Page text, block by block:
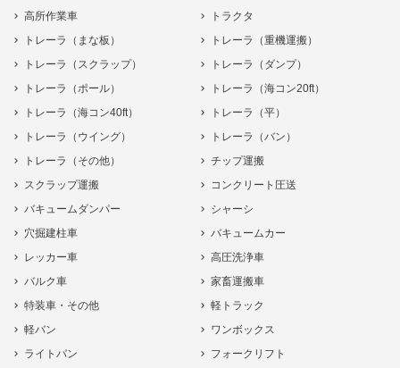
高所作業車
トラクタ
トレーラ（まな板）
トレーラ（重機運搬）
トレーラ（スクラップ）
トレーラ（ダンプ）
トレーラ（ポール）
トレーラ（海コン20ft）
トレーラ（海コン40ft）
トレーラ（平）
トレーラ（ウイング）
トレーラ（バン）
トレーラ（その他）
チップ運搬
スクラップ運搬
コンクリート圧送
バキュームダンパー
シャーシ
穴掘建柱車
バキュームカー
レッカー車
高圧洗浄車
バルク車
家畜運搬車
特装車・その他
軽トラック
軽バン
ワンボックス
ライトバン
フォークリフト